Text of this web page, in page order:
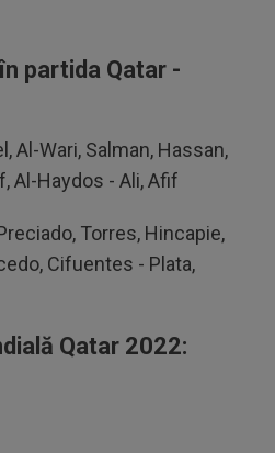
partida Qatar -
Al-Wari, Salman, Hassan,
Al-Haydos - Ali, Afif
Torres, Hincapie,
Cifuentes - Plata,
Qatar 2022: